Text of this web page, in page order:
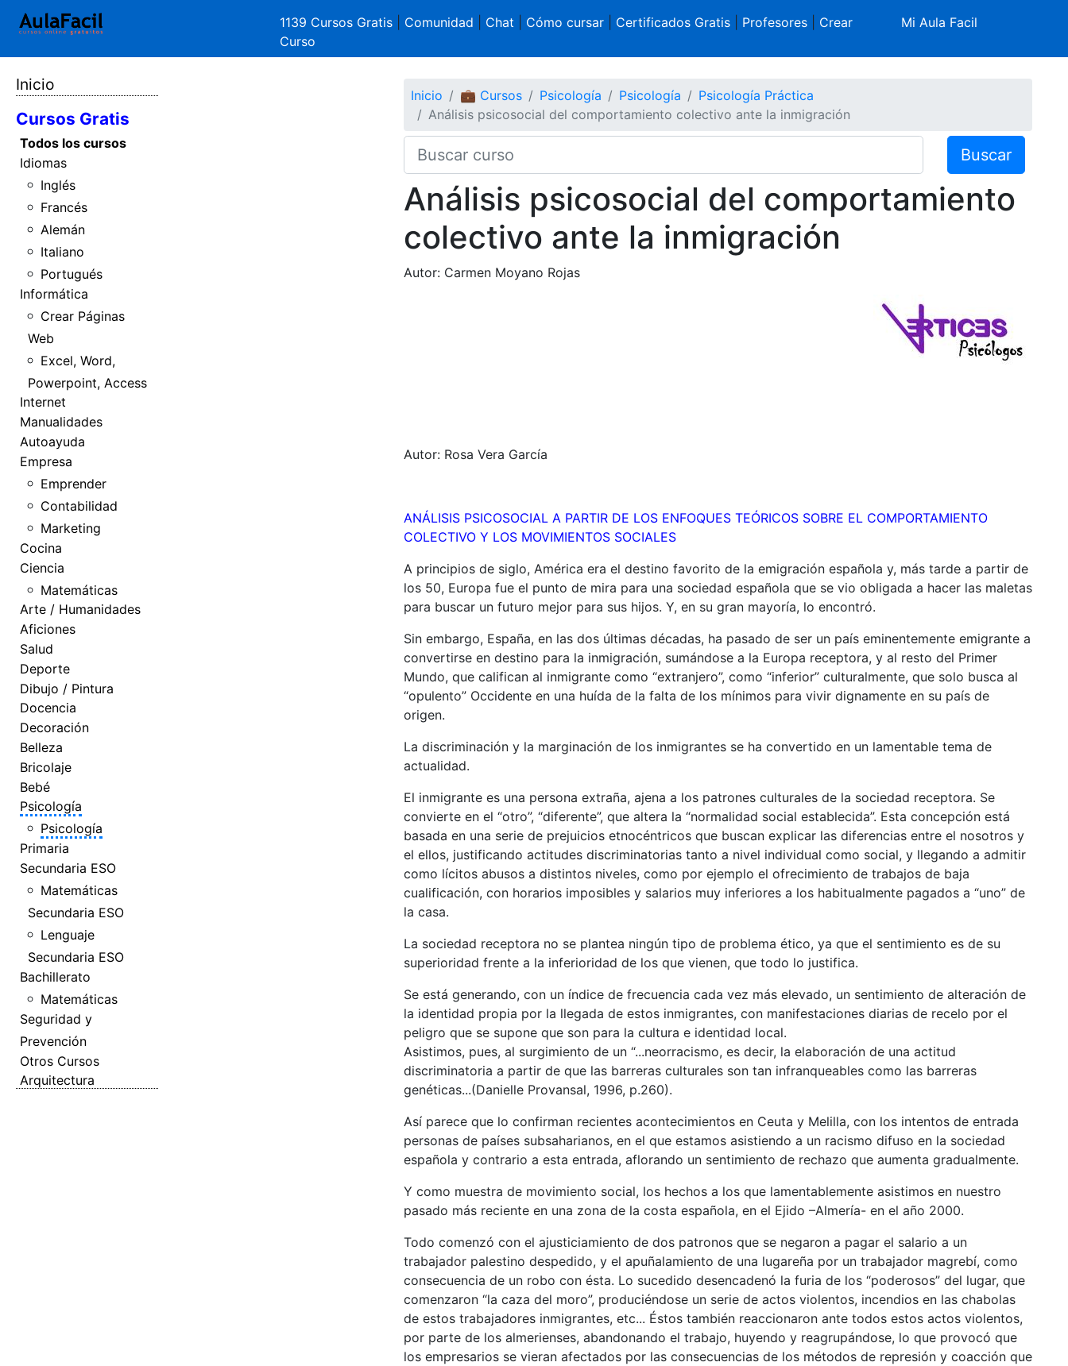
1139 Cursos Gratis Comunidad Chat Cómo cursar| Certificados Gratis| Profesores| Crear
Curso
Mi Aula Facil
Inicio
Cursos Gratis
Todos los cursos
Idiomas
Inglés
Francés
Alemán
Italiano
Portugués
Informática
Crear Páginas
Web
Excel, Word,
Powerpoint, Access
Internet
Manualidades
Autoayuda
Empresa
Emprender
Contabilidad
Marketing
Cocina
Ciencia
Matemáticas
Arte / Humanidades
Aficiones
Salud
Deporte
Dibujo / Pintura
Docencia
Decoración
Belleza
Bricolaje
Bebé
Psicología
Psicología
Primaria
Secundaria ESO
Matemáticas
Secundaria ESO
Lenguaje
Secundaria ESO
Bachillerato
Matemáticas
Seguridad y
Prevención
Otros Cursos
Arquitectura
Inicio 💼 Cursos Psicología Psicología
Psicología Práctica
Análisis psicosocial del comportamiento colectivo ante la inmigración
Buscar
Análisis psicosocial del comportamiento
colectivo ante la inmigración
Autor: Carmen Moyano Rojas
Autor: Rosa Vera García
ANÁLISIS PSICOSOCIAL A PARTIR DE LOS ENFOQUES TEÓRICOS SOBRE EL COMPORTAMIENTO
COLECTIVO Y LOS MOVIMIENTOS SOCIALES
A principios de siglo, América era el destino favorito de la emigración española y, más tarde a partir de
los 50, Europa fue el punto de mira para una sociedad española que se vio obligada a hacer las maletas
para buscar un futuro mejor para sus hijos. Y, en su gran mayoría, lo encontró.
Sin embargo, España, en las dos últimas décadas, ha pasado de ser un país eminentemente emigrante a
convertirse en destino para la inmigración, sumándose a la Europa receptora, y al resto del Primer
Mundo, que califican al inmigrante como “extranjero”, como “inferior” culturalmente, que solo busca al
“opulento” Occidente en una huída de la falta de los mínimos para vivir dignamente en su país de
origen.
La discriminación y la marginación de los inmigrantes se ha convertido en un lamentable tema de
actualidad.
El inmigrante es una persona extraña, ajena a los patrones culturales de la sociedad receptora. Se
convierte en el “otro”, “diferente”, que altera la “normalidad social establecida”. Esta concepción está
basada en una serie de prejuicios etnocéntricos que buscan explicar las diferencias entre el nosotros y
el ellos, justificando actitudes discriminatorias tanto a nivel individual como social, y llegando a admitir
como lícitos abusos a distintos niveles, como por ejemplo el ofrecimiento de trabajos de baja
cualificación, con horarios imposibles y salarios muy inferiores a los habitualmente pagados a “uno” de
la casa.
La sociedad receptora no se plantea ningún tipo de problema ético, ya que el sentimiento es de su
superioridad frente a la inferioridad de los que vienen, que todo lo justifica.
Se está generando, con un índice de frecuencia cada vez más elevado, un sentimiento de alteración de
la identidad propia por la llegada de estos inmigrantes, con manifestaciones diarias de recelo por el
peligro que se supone que son para la cultura e identidad local.
Asistimos, pues, al surgimiento de un “...neorracismo, es decir, la elaboración de una actitud
discriminatoria a partir de que las barreras culturales son tan infranqueables como las barreras
genéticas...(Danielle Provansal, 1996, p.260).
Así parece que lo confirman recientes acontecimientos en Ceuta y Melilla, con los intentos de entrada
personas de países subsaharianos, en el que estamos asistiendo a un racismo difuso en la sociedad
española y contrario a esta entrada, aflorando un sentimiento de rechazo que aumenta gradualmente.
Y como muestra de movimiento social, los hechos a los que lamentablemente asistimos en nuestro
pasado más reciente en una zona de la costa española, en el Ejido –Almería- en el año 2000.
Todo comenzó con el ajusticiamiento de dos patronos que se negaron a pagar el salario a un
trabajador palestino despedido, y el apuñalamiento de una lugareña por un trabajador magrebí, como
consecuencia de un robo con ésta. Lo sucedido desencadenó la furia de los “poderosos” del lugar, que
comenzaron “la caza del moro”, produciéndose un serie de actos violentos, incendios en las chabolas
de estos trabajadores inmigrantes, etc... Éstos también reaccionaron ante todos estos actos violentos,
por parte de los almerienses, abandonando el trabajo, huyendo y reagrupándose, lo que provocó que
los empresarios se vieran afectados por las consecuencias de los métodos de represión y coacción que